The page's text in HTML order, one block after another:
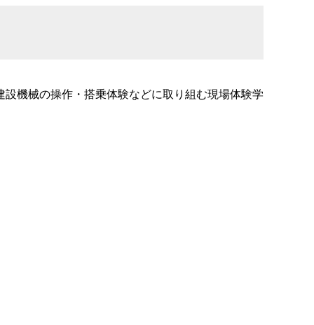
機械の操作・搭乗体験などに取り組む現場体験学